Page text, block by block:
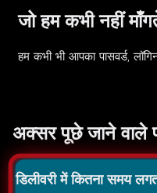
जो हम कभी नहीं
हम कभी भी आपका पासवर्ड,
अक्सर पूछे जाने वाले
डिलीवरी में कितना समय